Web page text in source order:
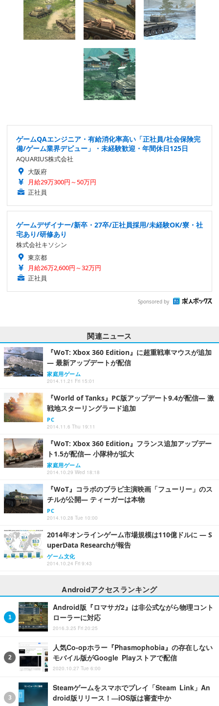
ゲームQAエンジニア・有給消化率高い「正社員/社会保険完
備/ゲーム業界デビュー」・未経験歓迎・年間休日125日
AQUARIUS株式会社
大阪府
月給29万300円～50万円
正社員
ゲームデザイナー/新卒・27卒/正社員採用/未経験OK/寮・社
宅あり/研修あり
株式会社キソシン
東京都
月給26万2,600円～32万円
正社員
Sponsored by
関連ニュース
『WoT: Xbox 360 Edition』に超重戦車マウスが追加
― 最新アップデートが配信
家庭用ゲーム
2014.11.21 Fri 15:01
『World of Tanks』PC版アップデート9.4が配信― 激
戦地スターリングラード追加
PC
2014.11.6 Thu 19:11
『WoT: Xbox 360 Edition』フランス追加アップデー
ト1.5が配信― 小隊枠が拡大
家庭用ゲーム
2014.10.29 Wed 18:18
『WoT』コラボのブラピ主演映画「フューリー」のス
チルが公開― ティーガーは本物
PC
2014.10.28 Tue 10:00
2014年オンラインゲーム市場規模は110億ドルに ― S
uperData Researchが報告
ゲーム文化
2014.10.24 Fri 9:43
Androidアクセスランキング
Android版『ロマサガ2』は非公式ながら物理コント
ローラーに対応
2016.3.25 Fri 20:25
人気Co-opホラー『Phasmophobia』の存在しない
モバイル版がGoogle Playストアで配信
2020.10.27 Tue 6:00
Steamゲームをスマホでプレイ「Steam Link」An
droid版リリース！―iOS版は審査中か